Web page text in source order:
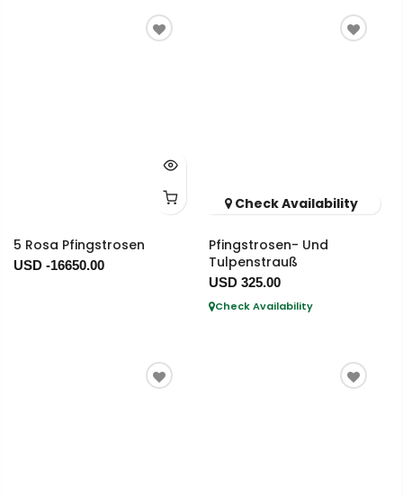
5 Rosa Pfingstrosen
USD -16650.00
Check Availability
Pfingstrosen- Und
Tulpenstrauß
USD 325.00
Check Availability